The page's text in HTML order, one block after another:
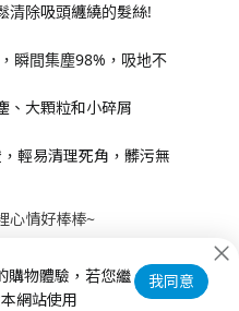
清除吸頭纏繞的髮絲!
瞬間集塵98%，吸地不
、大顆粒和小碎屑
輕易清理死角，髒污無
心情好棒棒~
鋼溫控電茶壼
購物體驗，若您繼
網站使用
我同意